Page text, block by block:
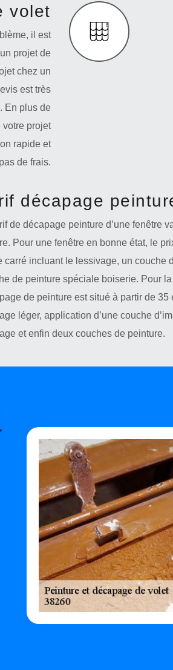
volet
il est
projet de
chez un
est très
En plus de
projet
rapide et
pas de frais.
décapage
de décapage peinture d’une fenêtre
Pour une fenêtre en bonne état, le
carré incluant le lessivage, un couche
de peinture spéciale boiserie. Pour
de peinture est situé à partir de 35
léger, application d’une couche
et enfin deux couches de peinture.